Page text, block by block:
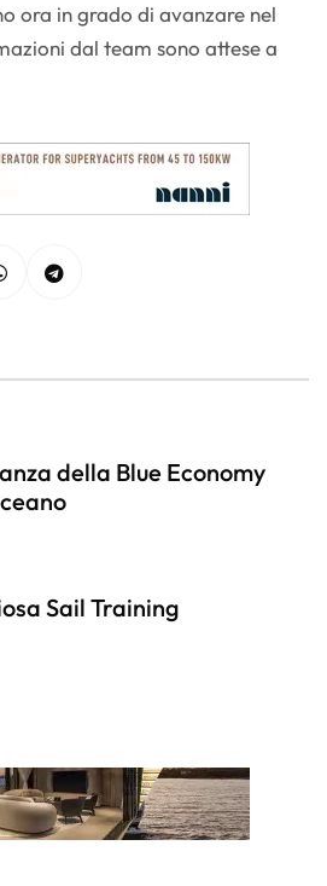
ora in grado di avanzare nel
dal team sono attese a
della Blue Economy
Sail Training